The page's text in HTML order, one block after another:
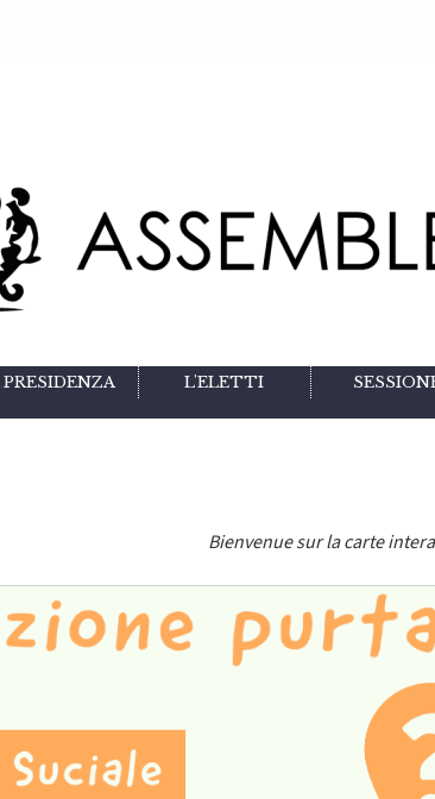
PRESIDENZA L'ELETTI
Bienvenue sur la carte